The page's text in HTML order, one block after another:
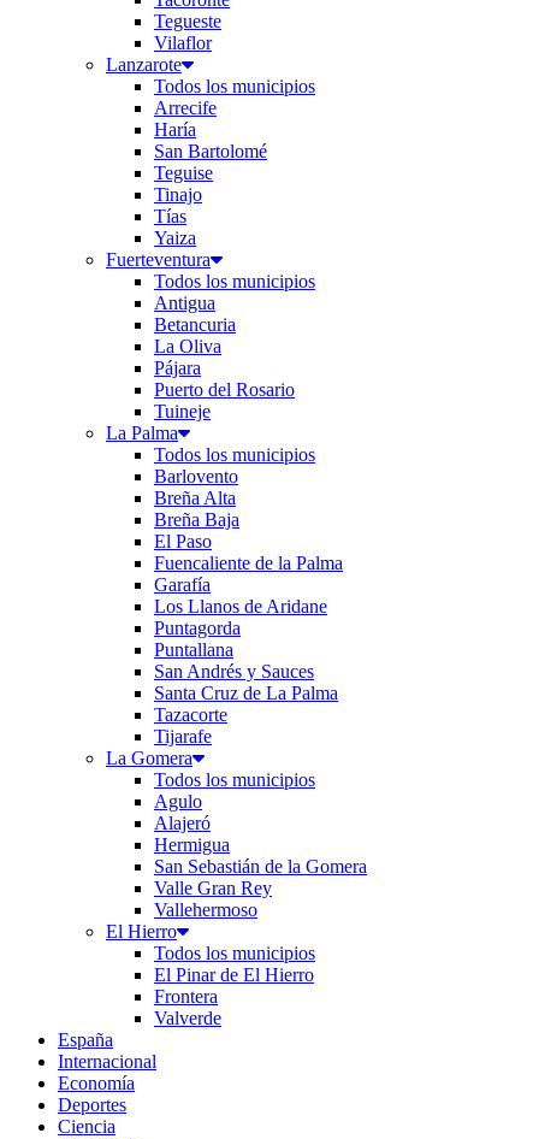
Tegueste
Vilaflor
Lanzarote
Todos los municipios
Arrecife
Haría
San Bartolomé
Teguise
Tinajo
Tías
Yaiza
Fuerteventura
Todos los municipios
Antigua
Betancuria
La Oliva
Pájara
Puerto del Rosario
Tuineje
La Palma
Todos los municipios
Barlovento
Breña Alta
Breña Baja
El Paso
Fuencaliente de la Palma
Garafía
Los Llanos de Aridane
Puntagorda
Puntallana
San Andrés y Sauces
Santa Cruz de La Palma
Tazacorte
Tijarafe
La Gomera
Todos los municipios
Agulo
Alajeró
Hermigua
San Sebastián de la Gomera
Valle Gran Rey
Vallehermoso
El Hierro
Todos los municipios
El Pinar de El Hierro
Frontera
Valverde
España
Internacional
Economía
Deportes
Ciencia